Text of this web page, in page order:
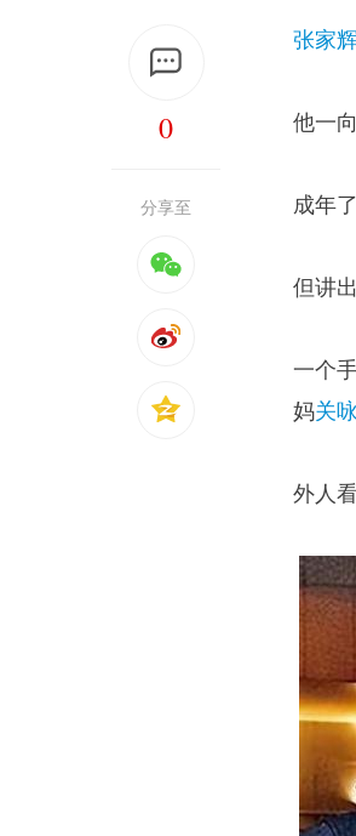
0
分享至
张家辉
他一
成年
但讲
一个
妈关
外人